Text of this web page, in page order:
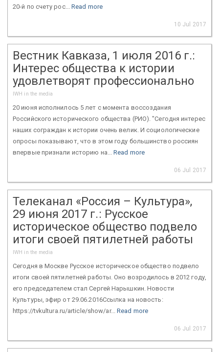
20-й по счету рос...Read more
10 Jul 2017
Вестник Кавказа, 1 июля 2016 г.:
Интерес общества к истории
удовлетворят профессионально
IWH in the media
20 июня исполнилось 5 лет с момента воссоздания
Российского исторического общества (РИО). "Сегодня интерес
наших сограждан к истории очень велик. И социологические
опросы показывают, что в этом году большинство россиян
впервые признали историю на...Read more
06 Jul 2017
Телеканал «Россия – Культура»,
29 июня 2017 г.: Русское
историческое общество подвело
итоги своей пятилетней работы
IWH in the media
Сегодня в Москве Русское историческое общество подвело
итоги своей пятилетней работы. Оно возродилось в 2012 году,
его председателем стал Сергей Нарышкин. Новости
Культуры, эфир от 29.06.2016Ссылка на новость:
https://tvkultura.ru/article/show/ar...Read more
06 Jul 2017